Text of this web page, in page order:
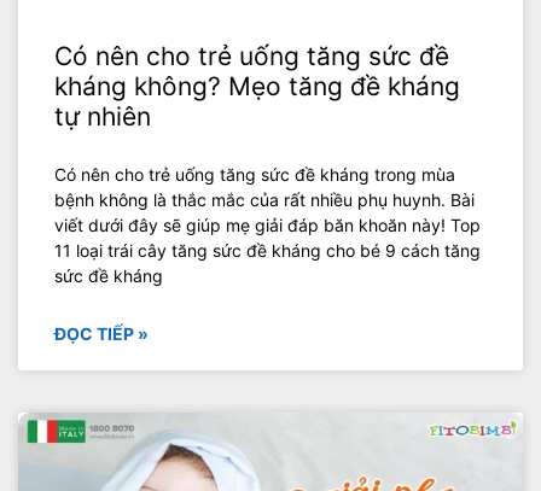
Có nên cho trẻ uống tăng sức đề
kháng không? Mẹo tăng đề kháng
tự nhiên
Có nên cho trẻ uống tăng sức đề kháng trong mùa
bệnh không là thắc mắc của rất nhiều phụ huynh. Bài
viết dưới đây sẽ giúp mẹ giải đáp băn khoăn này! Top
11 loại trái cây tăng sức đề kháng cho bé 9 cách tăng
sức đề kháng
ĐỌC TIẾP »